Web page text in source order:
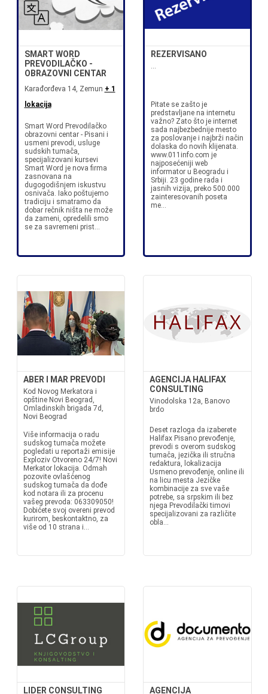
SMART WORD
PREVODILAČKO -
OBRAZOVNI CENTAR
Karađorđeva 14, Zemun + 1
lokacija
Smart Word Prevodilačko
obrazovni centar - Pisani i
usmeni prevodi, usluge
sudskih tumača,
specijalizovani kursevi
Smart Word je nova firma
zasnovana na
dugogodišnjem iskustvu
osnivača. Iako poštujemo
tradiciju i smatramo da
dobar rečnik ništa ne može
da zameni, opredelili smo
se za savremeni prist...
REZERVISANO
...
Pitate se zašto je
predstavljane na internetu
važno? Zato što je internet
sada najbezbednije mesto
za poslovanje i najbrži način
dolaska do novih klijenata.
www.011info.com je
najposećeniji web
informator u Beogradu i
Srbiji. 23 godine rada i
jasnih vizija, preko 500.000
zainteresovanih poseta
me...
ABER I MAR PREVODI
Kod Novog Merkatora i
opštine Novi Beograd,
Omladinskih brigada 7d,
Novi Beograd
Više informacija o radu
sudskog tumača možete
pogledati u reportaži emisije
Exploziv Otvoreno 24/7! Novi
Merkator lokacija. Odmah
pozovite ovlašćenog
sudskog tumača da dođe
kod notara ili za procenu
vašeg prevoda: 063309050!
Dobićete svoj overeni prevod
kurirom, beskontaktno, za
više od 10 strana i...
AGENCIJA HALIFAX
CONSULTING
Vinodolska 12a, Banovo
brdo
Deset razloga da izaberete
Halifax Pisano prevođenje,
prevodi s overom sudskog
tumača, jezička ili stručna
redaktura, lokalizacija
Usmeno prevođenje, online ili
na licu mesta Jezičke
kombinacije za sve vaše
potrebe, sa srpskim ili bez
njega Prevodilački timovi
specijalizovani za različite
obla...
LIDER CONSULTING AGENCIJA